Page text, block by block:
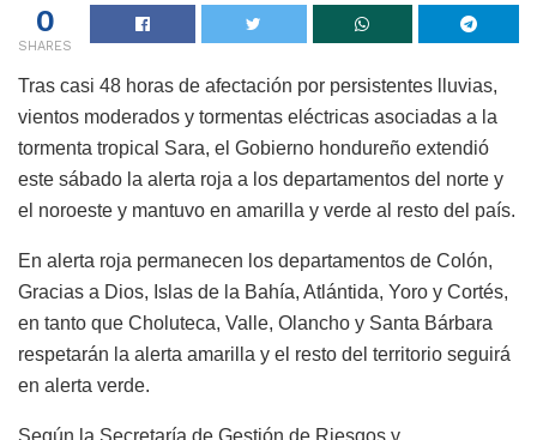
0
SHARES
Tras casi 48 horas de afectación por persistentes lluvias,
vientos moderados y tormentas eléctricas asociadas a la
tormenta tropical Sara, el Gobierno hondureño extendió
este sábado la alerta roja a los departamentos del norte y
el noroeste y mantuvo en amarilla y verde al resto del país.
En alerta roja permanecen los departamentos de Colón,
Gracias a Dios, Islas de la Bahía, Atlántida, Yoro y Cortés,
en tanto que Choluteca, Valle, Olancho y Santa Bárbara
respetarán la alerta amarilla y el resto del territorio seguirá
en alerta verde.
Según la Secretaría de Gestión de Riesgos y